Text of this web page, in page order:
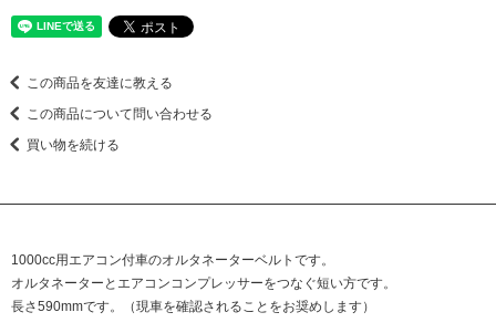
この商品を友達に教える
この商品について問い合わせる
買い物を続ける
1000cc用エアコン付車のオルタネーターベルトです。
オルタネーターとエアコンコンプレッサーをつなぐ短い方です。
長さ590mmです。（現車を確認されることをお奨めします）